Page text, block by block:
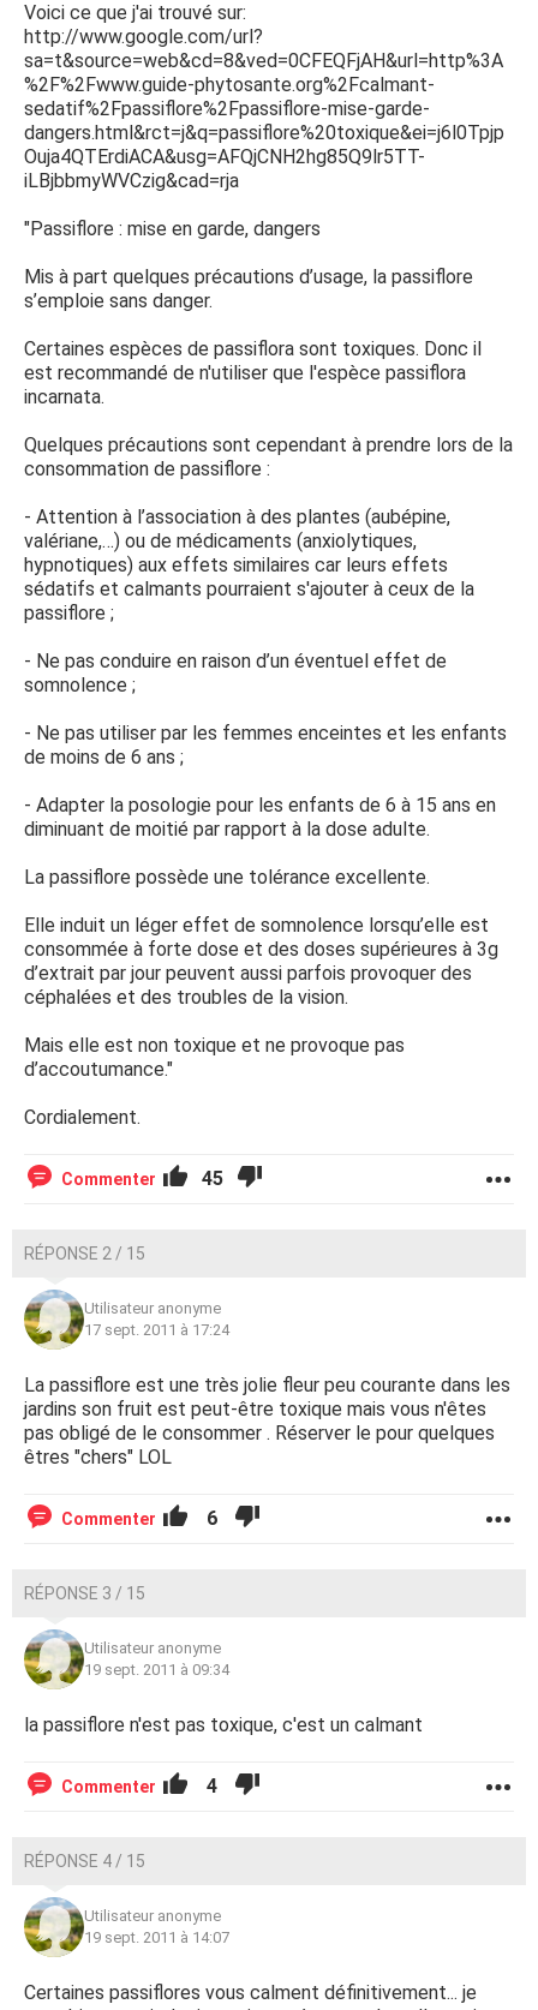
Voici ce que j'ai trouvé sur:
http://www.google.com/url?
sa=t&source=web&cd=8&ved=0CFEQFjAH&url=http%3A
%2F%2Fwww.guide-phytosante.org%2Fcalmant-
sedatif%2Fpassiflore%2Fpassiflore-mise-garde-
dangers.html&rct=j&q=passiflore%20toxique&ei=j6l0Tpjp
Ouja4QTErdiACA&usg=AFQjCNH2hg85Q9lr5TT-
iLBjbbmyWVCzig&cad=rja
"Passiflore : mise en garde, dangers
Mis à part quelques précautions d’usage, la passiflore
s’emploie sans danger.
Certaines espèces de passiflora sont toxiques. Donc il
est recommandé de n'utiliser que l'espèce passiflora
incarnata.
Quelques précautions sont cependant à prendre lors de la
consommation de passiflore :
- Attention à l’association à des plantes (aubépine,
valériane,…) ou de médicaments (anxiolytiques,
hypnotiques) aux effets similaires car leurs effets
sédatifs et calmants pourraient s'ajouter à ceux de la
passiflore ;
- Ne pas conduire en raison d’un éventuel effet de
somnolence ;
- Ne pas utiliser par les femmes enceintes et les enfants
de moins de 6 ans ;
- Adapter la posologie pour les enfants de 6 à 15 ans en
diminuant de moitié par rapport à la dose adulte.
La passiflore possède une tolérance excellente.
Elle induit un léger effet de somnolence lorsqu’elle est
consommée à forte dose et des doses supérieures à 3g
d’extrait par jour peuvent aussi parfois provoquer des
céphalées et des troubles de la vision.
Mais elle est non toxique et ne provoque pas
d’accoutumance."
Cordialement.
Commenter 45
RÉPONSE 2 / 15
Utilisateur anonyme
17 sept. 2011 à 17:24
La passiflore est une très jolie fleur peu courante dans les
jardins son fruit est peut-être toxique mais vous n'êtes
pas obligé de le consommer . Réserver le pour quelques
êtres "chers" LOL
Commenter 6
RÉPONSE 3 / 15
Utilisateur anonyme
19 sept. 2011 à 09:34
la passiflore n'est pas toxique, c'est un calmant
Commenter 4
RÉPONSE 4 / 15
Utilisateur anonyme
19 sept. 2011 à 14:07
Certaines passiflores vous calment définitivement... je